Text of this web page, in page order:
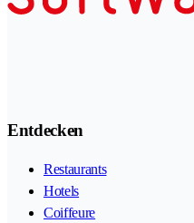
Entdecken
Restaurants
Hotels
Coiffeure